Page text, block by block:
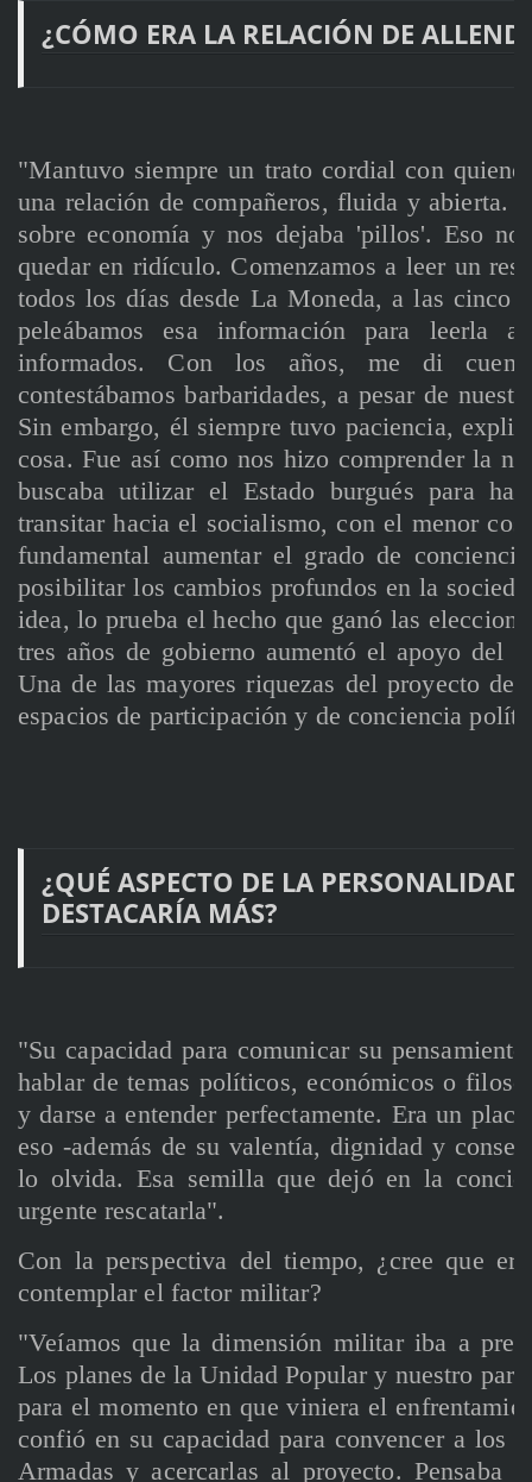
¿CÓMO ERA LA RELACIÓN DE
"Mantuvo siempre un trato cordial con
una relación de compañeros, fluida y abierta.
sobre economía y nos dejaba 'pillos'. Eso
quedar en ridículo. Comenzamos a leer un
todos los días desde La Moneda, a las cinco
peleábamos esa información para leerla
informados. Con los años, me di
contestábamos barbaridades, a pesar de
Sin embargo, él siempre tuvo paciencia,
cosa. Fue así como nos hizo comprender la
buscaba utilizar el Estado burgués para
transitar hacia el socialismo, con el menor
fundamental aumentar el grado de
posibilitar los cambios profundos en la
idea, lo prueba el hecho que ganó las
tres años de gobierno aumentó el apoyo del
Una de las mayores riquezas del proyecto
espacios de participación y de conciencia
¿QUÉ ASPECTO DE LA PERSONALIDAD
DESTACARÍA MÁS?
"Su capacidad para comunicar su
hablar de temas políticos, económicos o
y darse a entender perfectamente. Era un
eso -además de su valentía, dignidad y
lo olvida. Esa semilla que dejó en la
urgente rescatarla".
Con la perspectiva del tiempo, ¿cree que
contemplar el factor militar?
"Veíamos que la dimensión militar iba a
Los planes de la Unidad Popular y nuestro
para el momento en que viniera el
confió en su capacidad para convencer a los
Armadas y acercarlas al proyecto. Pensaba